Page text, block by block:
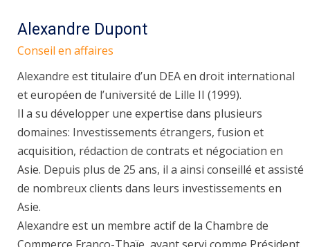
Alexandre Dupont
Conseil en affaires
Alexandre est titulaire d’un DEA en droit international
et européen de l’université de Lille II (1999).
Il a su développer une expertise dans plusieurs
domaines: Investissements étrangers, fusion et
acquisition, rédaction de contrats et négociation en
Asie. Depuis plus de 25 ans, il a ainsi conseillé et assisté
de nombreux clients dans leurs investissements en
Asie.
Alexandre est un membre actif de la Chambre de